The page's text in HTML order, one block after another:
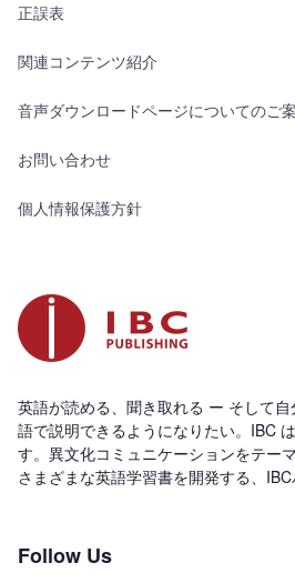
英語が読める、聞き取れる ー そして
語で説明できるようになりたい。IBC
す。異文化コミュニケーションをテー
さまざまな英語学習書を開発する、IBC
Follow Us
正誤表
関連コンテンツ紹介
音声ダウンロードページについてのご
お問い合わせ
個人情報保護方針